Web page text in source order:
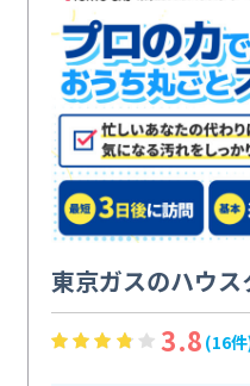
東京ガスのハウ
3.8 (16